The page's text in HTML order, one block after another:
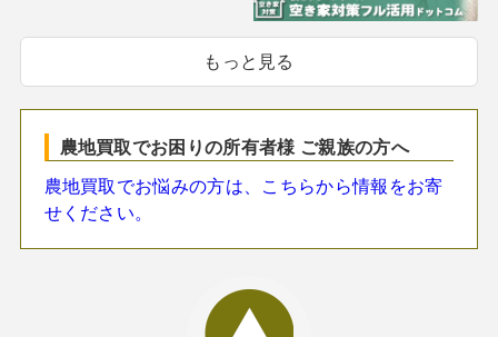
もっと見る
農地買取でお困りの所有者様 ご親族の方へ
農地買取でお悩みの方は、こちらから情報をお寄
せください。